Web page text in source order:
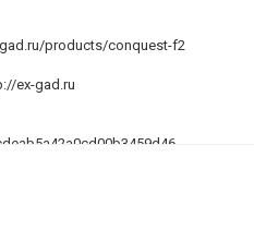
products/conquest-f2
ex-gad.ru